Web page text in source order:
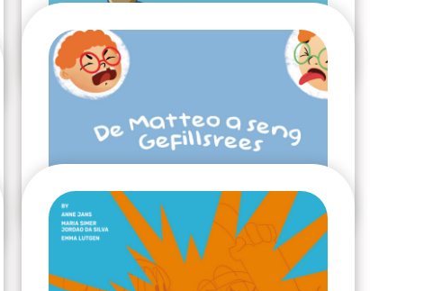
Un moment de joie
2024
Marla
2024